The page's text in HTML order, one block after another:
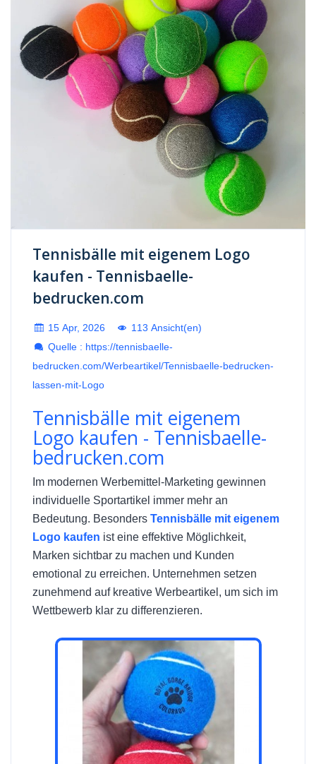
Tennisbälle mit eigenem Logo
kaufen - Tennisbaelle-
bedrucken.com
15 Apr, 2026
113 Ansicht(en)
Quelle : https://tennisbaelle-
bedrucken.com/Werbeartikel/Tennisbaelle-bedrucken-
lassen-mit-Logo
Tennisbälle mit eigenem
Logo kaufen - Tennisbaelle-
bedrucken.com
Im modernen Werbemittel-Marketing gewinnen
individuelle Sportartikel immer mehr an
Bedeutung. Besonders Tennisbälle mit eigenem
Logo kaufen ist eine effektive Möglichkeit,
Marken sichtbar zu machen und Kunden
emotional zu erreichen. Unternehmen setzen
zunehmend auf kreative Werbeartikel, um sich im
Wettbewerb klar zu differenzieren.